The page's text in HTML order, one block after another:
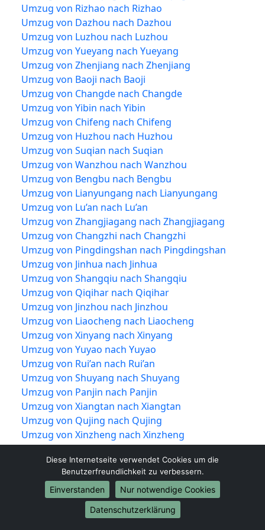
Umzug von Rizhao nach Rizhao
Umzug von Dazhou nach Dazhou
Umzug von Luzhou nach Luzhou
Umzug von Yueyang nach Yueyang
Umzug von Zhenjiang nach Zhenjiang
Umzug von Baoji nach Baoji
Umzug von Changde nach Changde
Umzug von Yibin nach Yibin
Umzug von Chifeng nach Chifeng
Umzug von Huzhou nach Huzhou
Umzug von Suqian nach Suqian
Umzug von Wanzhou nach Wanzhou
Umzug von Bengbu nach Bengbu
Umzug von Lianyungang nach Lianyungang
Umzug von Lu’an nach Lu’an
Umzug von Zhangjiagang nach Zhangjiagang
Umzug von Changzhi nach Changzhi
Umzug von Pingdingshan nach Pingdingshan
Umzug von Jinhua nach Jinhua
Umzug von Shangqiu nach Shangqiu
Umzug von Qiqihar nach Qiqihar
Umzug von Jinzhou nach Jinzhou
Umzug von Liaocheng nach Liaocheng
Umzug von Xinyang nach Xinyang
Umzug von Yuyao nach Yuyao
Umzug von Rui’an nach Rui’an
Umzug von Shuyang nach Shuyang
Umzug von Panjin nach Panjin
Umzug von Xiangtan nach Xiangtan
Umzug von Qujing nach Qujing
Umzug von Xinzheng nach Xinzheng
Umzug von Dongying nach Dongying
Umzug von Jiujiang nach Jiujiang
Umzug von Shiyan nach Shiyan
Umzug von Jīngzhōu nach Jīngzhōu
Umzug von Yueqing nach Yueqing
Umzug von Tengzhou nach Tengzhou
Diese Internetseite verwendet Cookies um die
Benutzerfreundlichkeit zu verbessern.
Einverstanden
Nur notwendige Cookies
Datenschutzerklärung